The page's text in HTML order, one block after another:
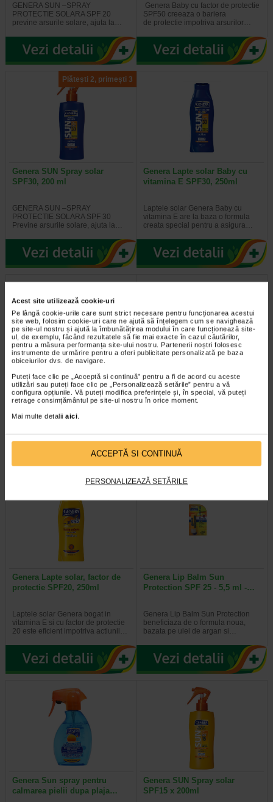
Acest site utilizează cookie-uri
Pe lângă cookie-urile care sunt strict necesare pentru funcționarea acestui
site web, folosim cookie-uri care ne ajută să înțelegem cum se navighează
pe site-ul nostru și ajută la îmbunătățirea modului în care funcționează site-
ul, de exemplu, făcând rezultatele să fie mai exacte în cazul căutărilor,
pentru a măsura performanța site-ului nostru. Partenerii noștri folosesc
instrumente de urmărire pentru a oferi publicitate personalizată pe baza
obiceiurilor dvs. de navigare.
Puteți face clic pe „Acceptă si continuă” pentru a fi de acord cu aceste
utilizări sau puteți face clic pe „Personalizează setările” pentru a vă
configura opțiunile. Vă puteți modifica preferințele și, în special, vă puteți
retrage consimțământul pe site-ul nostru în orice moment.
Mai multe detalii aici.
ACCEPTĂ SI CONTINUĂ
PERSONALIZEAZĂ SETĂRILE
GENERA SUN –SPRAY
PROTECTIE SOLARA SPF 20
previne arsurile solare, ajuta la…
Genera Baby cu factor de protectie
SPF50 creeaza o bariera
de protectie impotriva arsurilor…
Plătești 2, primești 3
Genera SUN Spray solar
SPF30, 200 ml
GENERA SUN –SPRAY
PROTECTIE SOLARA SPF 30
Previne arsurile solare, ajuta la…
Genera Lapte solar Baby cu
vitamina E SPF30, 250ml
Laptele solar Genera Baby cu
vitamina E are la baza o formula
creata special pentru a asigura…
Genera Lapte solar cu factor
de protectie SPF15 si…
Laptele solar Genera cu vitamina E
SFP15 reprezinta alegerea optima
Genera lapte solar vit.E SPF10
250ml
Genera Lapte solar, factor de
protectie SPF20, 250ml
Laptele solar Genera bogat in
vitamina E si cu factor de protectie
20 este eficient impotriva actiunii…
Genera Lip Balm Sun
Protection SPF 25 - 5,5 ml -…
Genera Lip Balm Sun Protection
beneficiaza de o formula noua,
bazata pe ulei de argan si…
Genera Sun spray pentru
calmarea pielii dupa plaja…
Genera SUN Spray solar
SPF15 x 200ml